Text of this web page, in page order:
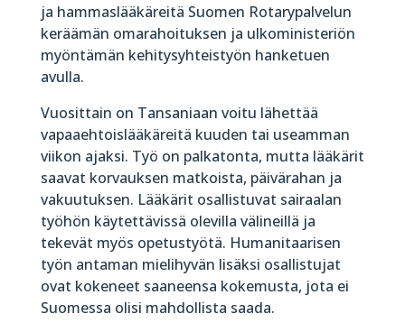
ja hammaslääkäreitä Suomen Rotarypalvelun
keräämän omarahoituksen ja ulkoministeriön
myöntämän kehitysyhteistyön hanketuen
avulla.
Vuosittain on Tansaniaan voitu lähettää
vapaaehtoislääkäreitä kuuden tai useamman
viikon ajaksi. Työ on palkatonta, mutta lääkärit
saavat korvauksen matkoista, päivärahan ja
vakuutuksen. Lääkärit osallistuvat sairaalan
työhön käytettävissä olevilla välineillä ja
tekevät myös opetustyötä. Humanitaarisen
työn antaman mielihyvän lisäksi osallistujat
ovat kokeneet saaneensa kokemusta, jota ei
Suomessa olisi mahdollista saada.